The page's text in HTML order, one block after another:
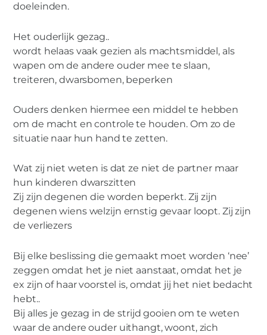
Gezag
doeleinden.
Het ouderlijk gezag..
wordt helaas vaak gezien als machtsmiddel, als
wapen om de andere ouder mee te slaan,
treiteren, dwarsbomen, beperken
Ouders denken hiermee een middel te hebben
om de macht en controle te houden. Om zo de
situatie naar hun hand te zetten.
Wat zij niet weten is dat ze niet de partner maar
hun kinderen dwarszitten
Zij zijn degenen die worden beperkt. Zij zijn
degenen wiens welzijn ernstig gevaar loopt. Zij zijn
de verliezers
Bij elke beslissing die gemaakt moet worden ‘nee’
zeggen omdat het je niet aanstaat, omdat het je
ex zijn of haar voorstel is, omdat jij het niet bedacht
hebt..
Bij alles je gezag in de strijd gooien om te weten
waar de andere ouder uithangt, woont, zich